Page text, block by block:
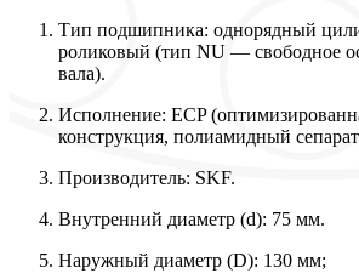
Тип подшипника: однорядный
роликовый (тип NU — свободное
вала).
Исполнение: ECP
конструкция, полиамидный
Производитель: SKF.
Внутренний диаметр (d): 75 мм.
Наружный диаметр (D): 130 мм;